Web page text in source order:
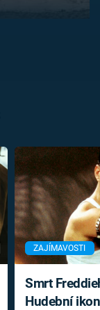
ZAJÍMAVOSTI
Smrt
Hudební